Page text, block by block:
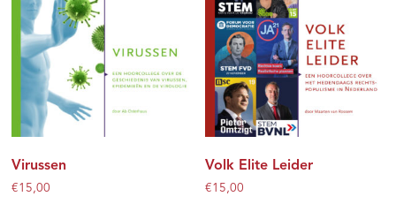
Virussen
€15,00
Volk Elite Leider
€15,00